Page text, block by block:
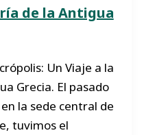
de la Antigua
Un Viaje a la
Grecia. El pasado
la sede central de
tuvimos el